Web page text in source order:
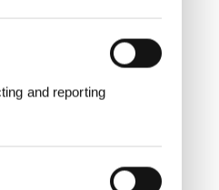
and reporting